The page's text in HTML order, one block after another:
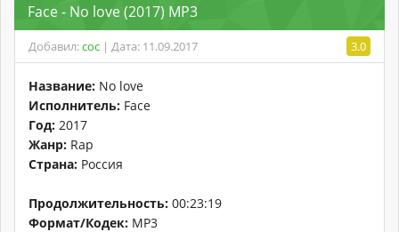
Face - No love (2017) MP3
Добавил:coc | Дата: 11.09.2017 3.0
Название: No love
Исполнитель: Face
Год: 2017
Жанр: Rap
Страна: Россия
Продолжительность: 00:23:19
Формат/Кодек: MP3